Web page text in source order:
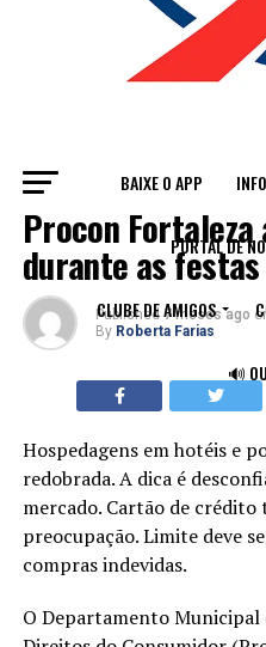
BAIXE O APP
PORTAL DE
CLUBE DE AMIGOS
🔊
FORTALEZA
Procon
durante as
Published 7 meses ago
By Roberta Farias
Hospedagens em hotéis e
redobrada. A dica é
mercado. Cartão de crédito
preocupação. Limite deve
compras indevidas.
O Departamento Municipal